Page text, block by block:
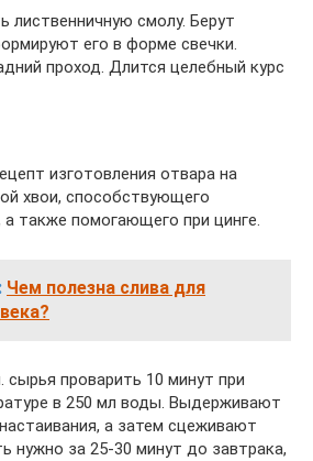
лиственничную смолу. Берут
его в форме свечки.
проход. Длится целебный курс
изготовления отвара на
хвои, способствующего
также помогающего при цинге.
Чем полезна слива для
сырья проварить 10 минут при
в 250 мл воды. Выдерживают
а затем сцеживают
нужно за 25-30 минут до завтрака,